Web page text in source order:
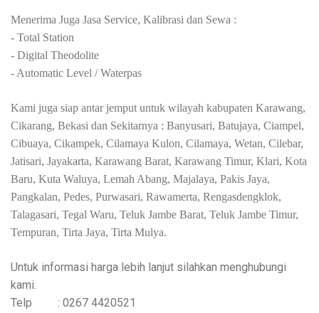
Menerima Juga Jasa Service, Kalibrasi dan Sewa :
- Total Station
- Digital Theodolite
- Automatic Level / Waterpas
Kami juga siap antar jemput untuk wilayah kabupaten Karawang,
Cikarang, Bekasi dan Sekitarnya : Banyusari, Batujaya, Ciampel,
Cibuaya, Cikampek, Cilamaya Kulon, Cilamaya, Wetan, Cilebar,
Jatisari, Jayakarta, Karawang Barat, Karawang Timur, Klari, Kota
Baru, Kuta Waluya, Lemah Abang, Majalaya, Pakis Jaya,
Pangkalan, Pedes, Purwasari, Rawamerta, Rengasdengklok,
Talagasari, Tegal Waru, Teluk Jambe Barat, Teluk Jambe Timur,
Tempuran, Tirta Jaya, Tirta Mulya.
Untuk informasi harga lebih lanjut silahkan menghubungi
kami.
Telp : 0267 4420521